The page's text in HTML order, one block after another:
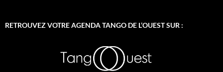
RETROUVEZ VOTRE AGENDA TANGO DE L’OUEST SUR :